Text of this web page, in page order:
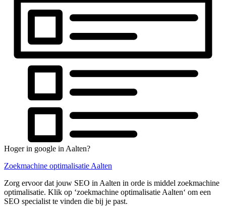
Hoger in google in Aalten?
Zoekmachine optimalisatie Aalten
Zorg ervoor dat jouw SEO in Aalten in orde is middel zoekmachine
optimalisatie. Klik op ‘zoekmachine optimalisatie Aalten‘ om een
SEO specialist te vinden die bij je past.